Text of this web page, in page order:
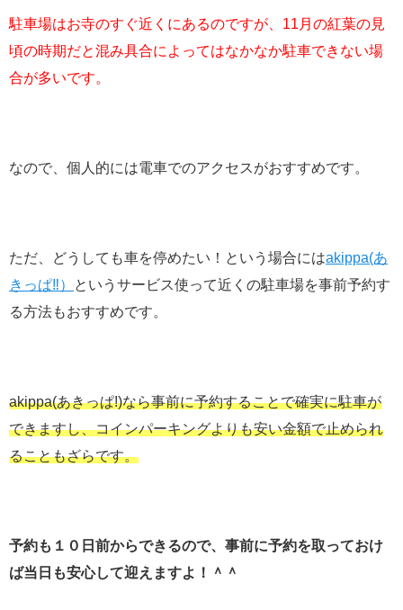
駐車場はお寺のすぐ近くにあるのですが、11月の紅葉の見
頃の時期だと混み具合によってはなかなか駐車できない場
合が多いです。
なので、個人的には電車でのアクセスがおすすめです。
ただ、どうしても車を停めたい！という場合にはakippa(あ
きっぱ‼︎）
というサービス使って近くの駐車場を事前予約す
る方法もおすすめです。
akippa(あきっぱ!)なら事前に予約することで確実に駐車が
できますし、コインパーキングよりも安い金額で止められ
ることもざらです。
予約も１０日前からできるので、事前に予約を取っておけ
ば当日も安心して迎えますよ！＾＾